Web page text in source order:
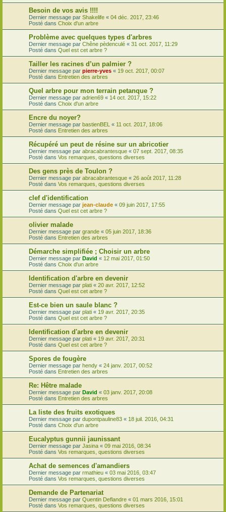
Besoin de vos avis !!!!
Dernier message par Shakelife « 04 déc. 2017, 23:46
Posté dans Choix d'un arbre
Problème avec quelques types d'arbres
Dernier message par Chêne pèdenculé « 31 oct. 2017, 11:29
Posté dans Quel est cet arbre ?
Tailler les racines d’un palmier ?
Dernier message par pierre-yves « 19 oct. 2017, 00:07
Posté dans Entretien des arbres
Quel arbre pour mon terrain petanque ?
Dernier message par adrien69 « 14 oct. 2017, 15:22
Posté dans Choix d'un arbre
Encre du noyer?
Dernier message par bastienBEL « 11 oct. 2017, 18:06
Posté dans Entretien des arbres
Récupéré un peut de résine sur un abricotier
Dernier message par abracabrantesque « 07 sept. 2017, 08:35
Posté dans Vos remarques, questions diverses
Des gens près de Toulon ?
Dernier message par abracabrantesque « 26 août 2017, 11:28
Posté dans Vos remarques, questions diverses
clef d'identification
Dernier message par jean-claude « 09 juin 2017, 17:55
Posté dans Quel est cet arbre ?
olivier malade
Dernier message par grande « 05 juin 2017, 18:36
Posté dans Entretien des arbres
Démarche simplifiée ; Choisir un arbre
Dernier message par David « 12 mai 2017, 01:50
Posté dans Choix d'un arbre
Identification d'arbre en devenir
Dernier message par plati « 20 avr. 2017, 12:52
Posté dans Quel est cet arbre ?
Est-ce bien un saule blanc ?
Dernier message par plati « 19 avr. 2017, 20:35
Posté dans Quel est cet arbre ?
Identification d'arbre en devenir
Dernier message par plati « 19 avr. 2017, 20:31
Posté dans Quel est cet arbre ?
Spores de fougère
Dernier message par hendy « 24 janv. 2017, 00:52
Posté dans Entretien des arbres
Re: Hêtre malade
Dernier message par David « 03 janv. 2017, 20:08
Posté dans Entretien des arbres
La liste des fruits exotiques
Dernier message par dupontpauline83 « 18 juil. 2016, 04:31
Posté dans Choix d'un arbre
Eucalyptus gunnii jaunissant
Dernier message par Jasina « 09 mai 2016, 08:34
Posté dans Vos remarques, questions diverses
Achat de semences d'amandiers
Dernier message par rmathieu « 03 mai 2016, 03:47
Posté dans Vos remarques, questions diverses
Demande de Partenariat
Dernier message par Quentin Deflandre « 01 mars 2016, 15:01
Posté dans Vos remarques, questions diverses